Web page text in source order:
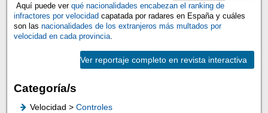
Aquí puede ver qué nacionalidades encabezan el ranking de
infractores por velocidadcapatada por radares en España y cuáles
son las nacionalidades de los extranjeros más multados por
velocidad en cada provincia.
Ver reportaje completo en revista interactiva
Categoría/s
Velocidad > Controles